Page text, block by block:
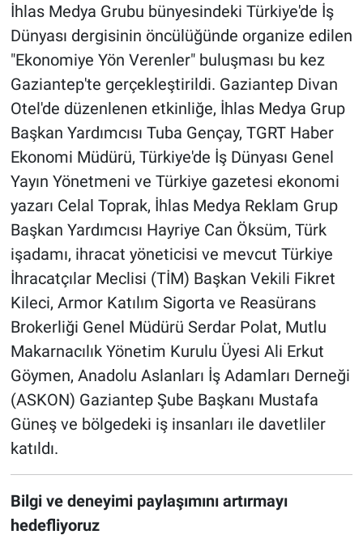
İhlas Medya Grubu bünyesindeki Türkiye'de İş
Dünyası dergisinin öncülüğünde organize edilen
"Ekonomiye Yön Verenler" buluşması bu kez
Gaziantep'te gerçekleştirildi. Gaziantep Divan
Otel'de düzenlenen etkinliğe, İhlas Medya Grup
Başkan Yardımcısı Tuba Gençay, TGRT Haber
Ekonomi Müdürü, Türkiye'de İş Dünyası Genel
Yayın Yönetmeni ve Türkiye gazetesi ekonomi
yazarı Celal Toprak, İhlas Medya Reklam Grup
Başkan Yardımcısı Hayriye Can Öksüm, Türk
işadamı, ihracat yöneticisi ve mevcut Türkiye
İhracatçılar Meclisi (TİM) Başkan Vekili Fikret
Kileci, Armor Katılım Sigorta ve Reasürans
Brokerliği Genel Müdürü Serdar Polat, Mutlu
Makarnacılık Yönetim Kurulu Üyesi Ali Erkut
Göymen, Anadolu Aslanları İş Adamları Derneği
(ASKON) Gaziantep Şube Başkanı Mustafa
Güneş ve bölgedeki iş insanları ile davetliler
katıldı.
Bilgi ve deneyimi paylaşımını artırmayı
hedefliyoruz